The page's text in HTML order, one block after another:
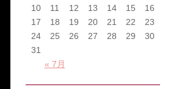
« 7月
10
11 12 13 14 15
16
17
18 19 20 21 22
23
24
25 26 27 28 29
30
31